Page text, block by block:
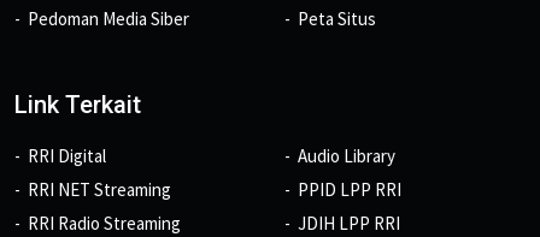
Pedoman Media Siber
Peta Situs
Link Terkait
RRI Digital
RRI NET Streaming
RRI Radio Streaming
Audio Library
PPID LPP RRI
JDIH LPP RRI